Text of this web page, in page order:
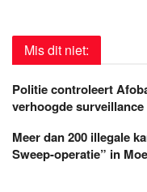
Mis dit niet:
Politie controleert
verhoogde surveillance
Meer dan 200 illegale
Sweep-operatie” in